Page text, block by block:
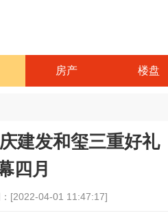
房产 楼盘
建发和玺三重好礼
四月
[2022-04-01 11:47:17]